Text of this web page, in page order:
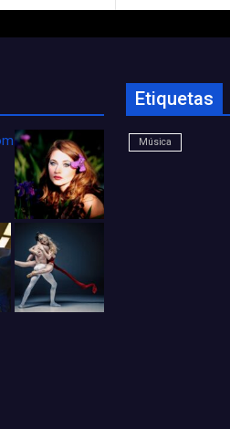
Etiquetas
Música